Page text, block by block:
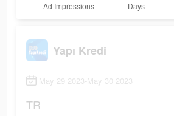
Ad Impressions Days
Yapı Kredi
May 29 2023-May 30 2023
TR